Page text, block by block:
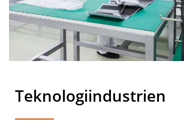
Teknologiindustrien